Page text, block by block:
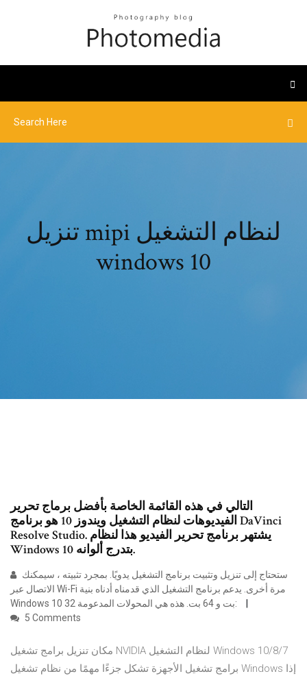
تنزيل mipi لنظام التشغيل
windows 10
التالي في هذه القائمة الخاصة بأفضل برماج تحرير
الفيديوهات لنظام التشغيل ويندوز 10 هو برنامج DaVinci
Resolve Studio. يشتهر برنامج تحرير الفيديو هذا لنظام
Windows 10 بتدرج ألوانه.
الاتصال عبر Wi-Fi مرة أخرى. يدعم برنامج التشغيل الذي قدمناه أدناه بنية
Windows 10 32 بت و 64 بت. هذه هي المحولات المدعومة:
5 Comments
مكان تنزيل برامج تشغيل NVIDIA لنظام التشغيل Windows 10/8/7
برامج تشغيل الأجهزة تشكل جزءًا مهمًا من نظام تشغيل Windows إذا